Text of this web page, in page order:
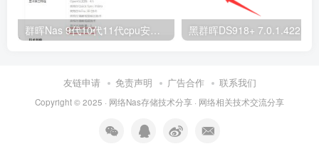
群晖Nas 9代10代11代cpu安装DS918核显不显示、无法硬解的设置说明（支持DSM6.X和DSM7.X，支持虚拟机环境）
友链申请 免责声明 广告合作 联系我们
Copyright © 2025 · 网络Nas存储技术分享 · 网络相关技术交流分享